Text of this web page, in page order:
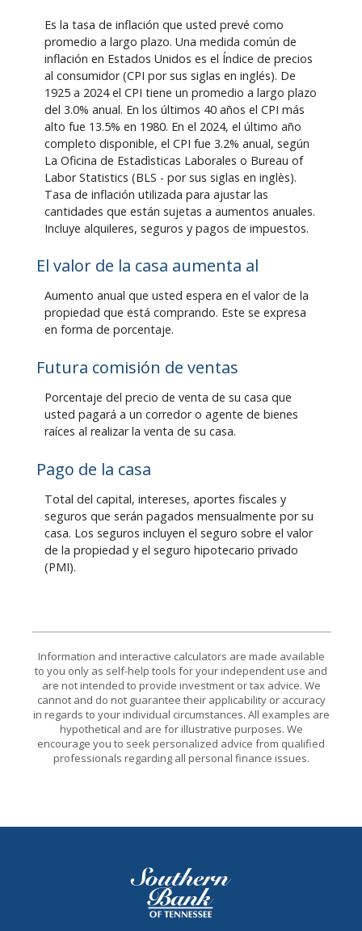
Es la tasa de inflación que usted prevé como
promedio a largo plazo. Una medida común de
inflación en Estados Unidos es el Índice de precios
al consumidor (CPI por sus siglas en inglés). De
1925 a 2024 el CPI tiene un promedio a largo plazo
del 3.0% anual. En los últimos 40 años el CPI más
alto fue 13.5% en 1980. En el 2024, el último año
completo disponible, el CPI fue 3.2% anual, según
La Oficina de Estadìsticas Laborales o Bureau of
Labor Statistics (BLS - por sus siglas en inglès).
Tasa de inflación utilizada para ajustar las
cantidades que están sujetas a aumentos anuales.
Incluye alquileres, seguros y pagos de impuestos.
El valor de la casa aumenta al
Aumento anual que usted espera en el valor de la
propiedad que está comprando. Este se expresa
en forma de porcentaje.
Futura comisión de ventas
Porcentaje del precio de venta de su casa que
usted pagará a un corredor o agente de bienes
raíces al realizar la venta de su casa.
Pago de la casa
Total del capital, intereses, aportes fiscales y
seguros que serán pagados mensualmente por su
casa. Los seguros incluyen el seguro sobre el valor
de la propiedad y el seguro hipotecario privado
(PMI).
Information and interactive calculators are made available
to you only as self-help tools for your independent use and
are not intended to provide investment or tax advice. We
cannot and do not guarantee their applicability or accuracy
in regards to your individual circumstances. All examples are
hypothetical and are for illustrative purposes. We
encourage you to seek personalized advice from qualified
professionals regarding all personal finance issues.
Southern Bank of Tennessee